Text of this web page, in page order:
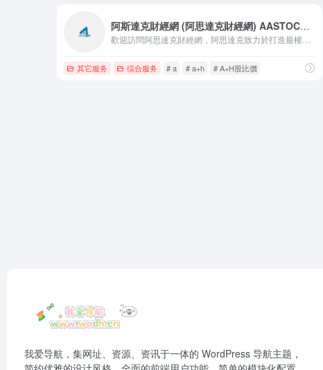
阿斯達克財經網 (阿思達克財經網) AASTOCKS.com
其它服务 综合服务 # a # a+h # A+H股比價
我爱导航，集网址、资源、资讯于一体的 WordPress 导航主题，